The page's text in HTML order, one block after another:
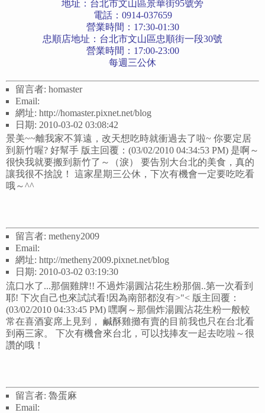
地址：台北市文山區景華街95號旁
電話：0914-037659
營業時間：17:30-01:30
忠順店地址：台北市文山區忠順街一段30號
營業時間：17:00-23:00
每週三公休
留言者: homaster
Email:
網址: http://homaster.pixnet.net/blog
日期: 2010-03-02 03:08:42
景美~~離我家不算遠，改天想吃時就衝過去了啦~ 你要定居
到新竹喔? 好幫手 版主回覆：(03/02/2010 04:34:53 PM) 是啊～
很快我就要搬到新竹了～（淚） 要告別大台北的美食，真的
讓我很不捨說！ 這家星期三公休，下次有機會一定要吃吃看
哦～^^
留言者: metheny2009
Email:
網址: http://metheny2009.pixnet.net/blog
日期: 2010-03-02 03:19:30
流口水了...那個雞牌!! 不過炸湯圓沾花生粉那個..第一次看到
耶! 下次自己也來試試看!因為南部都沒有>"< 版主回覆：
(03/02/2010 04:33:45 PM) 嘿啊～那個炸湯圓沾花生粉一般較
常在喜酒宴席上見到， 鹹酥雞攤有賣的目前我也只在台北看
到兩三家。 下次有機會來台北，可以找捧友一起去吃啦～很
讚的哦！
留言者: 魯蛋麻
Email: